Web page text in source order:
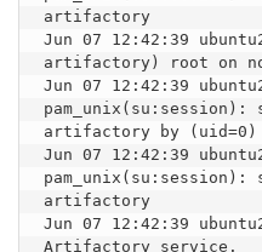
artifactory
Jun 07 12:42:39
artifactory) root on
Jun 07 12:42:39
pam_unix(su:session):
artifactory by (uid=0)
Jun 07 12:42:39
artifactory
Jun 07 12:42:39